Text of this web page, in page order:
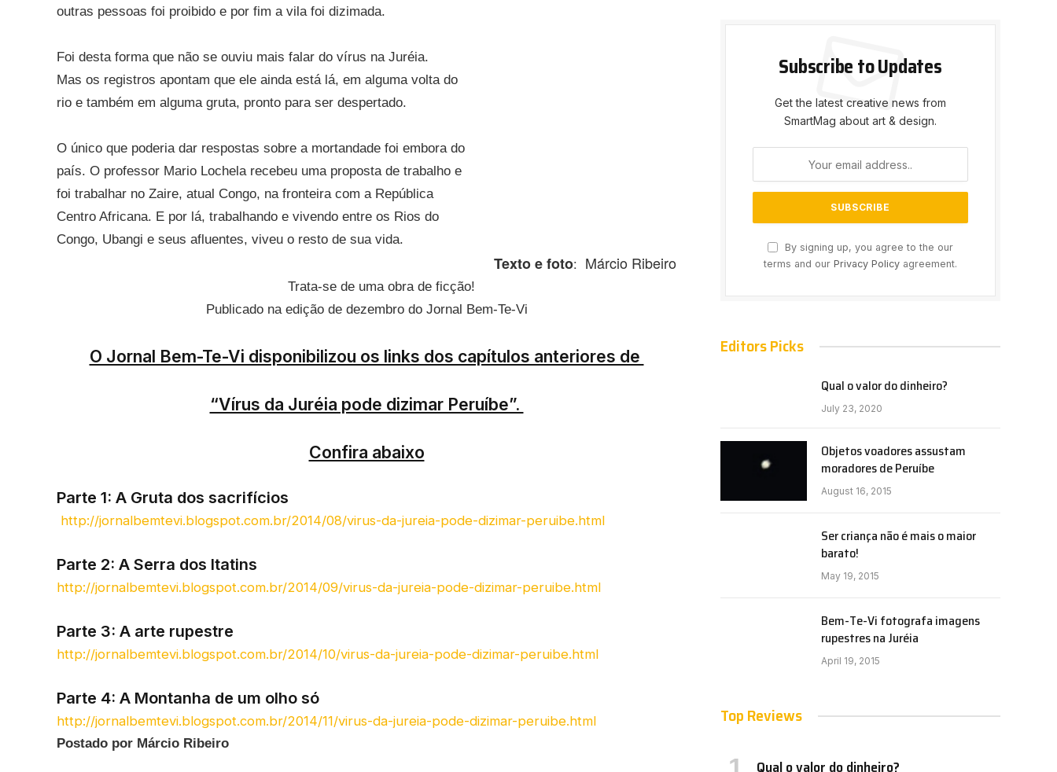
outras pessoas foi proibido e por fim a vila foi dizimada.
Foi desta forma que não se ouviu mais falar do vírus na Juréia.
Mas os registros apontam que ele ainda está lá, em alguma volta do
rio e também em alguma gruta, pronto para ser despertado.
O único que poderia dar respostas sobre a mortandade foi embora do
país. O professor Mario Lochela recebeu uma proposta de trabalho e
foi trabalhar no Zaire, atual Congo, na fronteira com a República
Centro Africana. E por lá, trabalhando e vivendo entre os Rios do
Congo, Ubangi e seus afluentes, viveu o resto de sua vida.
Texto e foto: Márcio Ribeiro
Trata-se de uma obra de ficção!
Publicado na edição de dezembro do Jornal Bem-Te-Vi
O Jornal Bem-Te-Vi disponibilizou os links dos capítulos anteriores de
“Vírus da Juréia pode dizimar Peruíbe”.
Confira abaixo
Parte 1: A Gruta dos sacrifícios
http://jornalbemtevi.blogspot.com.br/2014/08/virus-da-jureia-pode-dizimar-peruibe.html
Parte 2: A Serra dos Itatins
http://jornalbemtevi.blogspot.com.br/2014/09/virus-da-jureia-pode-dizimar-peruibe.html
Parte 3: A arte rupestre
http://jornalbemtevi.blogspot.com.br/2014/10/virus-da-jureia-pode-dizimar-peruibe.html
Parte 4: A Montanha de um olho só
http://jornalbemtevi.blogspot.com.br/2014/11/virus-da-jureia-pode-dizimar-peruibe.html
Postado por Márcio Ribeiro
Subscribe to Updates
Get the latest creative news from
SmartMag about art & design.
By signing up, you agree to the our
terms and our Privacy Policy agreement.
Editors Picks
Qual o valor do dinheiro?
July 23, 2020
Objetos voadores assustam
moradores de Peruíbe
August 16, 2015
Ser criança não é mais o maior
barato!
May 19, 2015
Bem-Te-Vi fotografa imagens
rupestres na Juréia
April 19, 2015
Top Reviews
Qual o valor do dinheiro?